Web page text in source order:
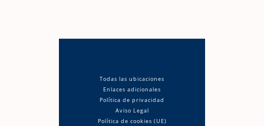
Todas las ubicaciones
Enlaces adicionales
Política de privacidad
Aviso Legal
Política de cookies (UE)